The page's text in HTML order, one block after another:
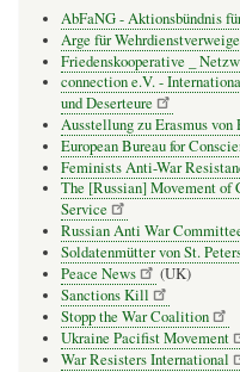
AbFaNG - Aktionsbündnis
Arge für
Friedenskooperative _
connection e.V. -
und Deser­teure
Ausstellung zu Erasmus
European Bureau for
Feminists Anti-War
The [Russian] Movement
Service
Russian Anti War
Soldatenmütter von St.
Peace News
(UK)
Sanctions Kill
Stopp the War Coalition
Ukraine Pacifist Movement
War Resisters International